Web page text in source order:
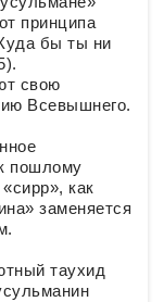
принципа
бы ты ни
свою
Всевышнего.
пошлому
как
заменяется
таухид